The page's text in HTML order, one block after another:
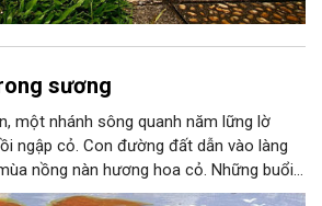
sương
một nhánh sông quanh năm lững lờ
ngập cỏ. Con đường đất dẫn vào làng
nồng nàn hương hoa cỏ. Những buổi
dịu xuống phía cuối sông, đám hoa tím